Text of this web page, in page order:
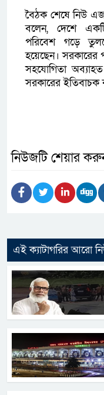
​বৈঠক শেষে নিউ
বলেন, দেশে একটি
পরিবেশ গড়ে
হয়েছেন। সরকারের
সহযোগিতা
সরকারের ইতিবাচক
নিউজটি শেয়ার
এই ক্যাটাগরির আরো